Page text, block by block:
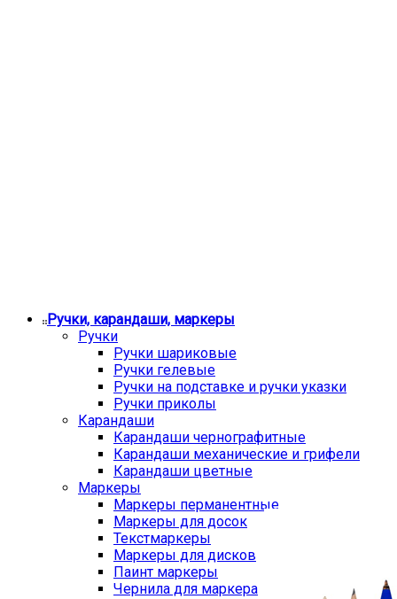
Ручки, карандаши, маркеры
Ручки
Ручки шариковые
Ручки гелевые
Ручки на подставке и ручки указки
Ручки приколы
Карандаши
Карандаши чернографитные
Карандаши механические и грифели
Карандаши цветные
Маркеры
Маркеры перманентные
Маркеры для досок
Текстмаркеры
Маркеры для дисков
Паинт маркеры
Чернила для маркера